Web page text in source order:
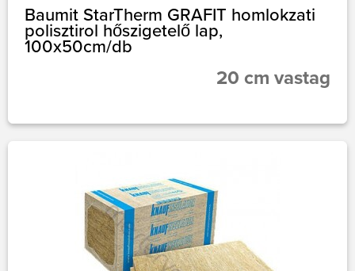
Baumit StarTherm GRAFIT homlokzati
polisztirol hőszigetelő lap,
100x50cm/db
20 cm vastag